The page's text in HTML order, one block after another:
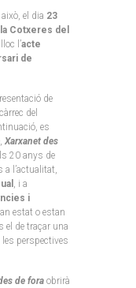
el dia 23
Cotxeres del
l’acte
de
de
del
es
Xarxanet des
20 anys de
a l’actualitat,
, i a
i
estat o estan
el de traçar una
perspectives
de fora obrirà